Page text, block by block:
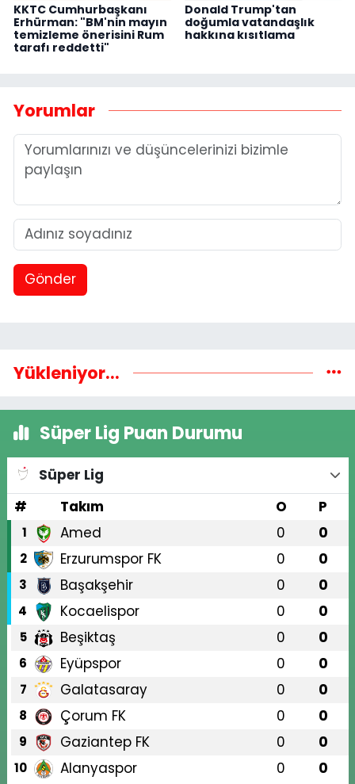
KKTC Cumhurbaşkanı
Erhürman: "BM'nin mayın
temizleme önerisini Rum
tarafı reddetti"
Donald Trump'tan
doğumla vatandaşlık
hakkına kısıtlama
Yorumlar
Gönder
Yükleniyor...
Süper Lig Puan Durumu
Süper Lig
#
Takım O P
1 Amed 0 0
2 Erzurumspor FK 0 0
3 Başakşehir 0 0
4 Kocaelispor 0 0
5 Beşiktaş 0 0
6 Eyüpspor 0 0
7 Galatasaray 0 0
8 Çorum FK 0 0
9 Gaziantep FK 0 0
10 Alanyaspor 0 0